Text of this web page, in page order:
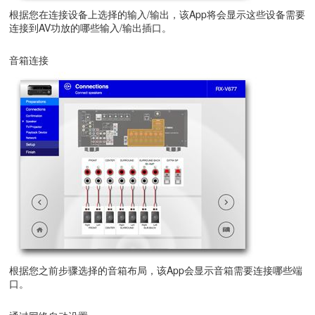
根据您在连接设备上选择的输入/输出，该App将会显示这些设备需要
连接到AV功放的哪些输入/输出插口。
音箱连接
根据您之前步骤选择的音箱布局，该App会显示音箱需要连接哪些端
口。